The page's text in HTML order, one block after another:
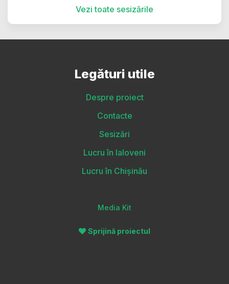
Vezi toate sesizările
Legături utile
Despre proiect
Contacte
Sesizări
Lucru în Ialoveni
Lucru în Chișinău
Media Kit
Sprijină proiectul